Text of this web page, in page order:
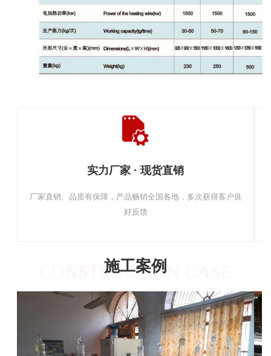
实力厂家 · 现货直销
厂家直销、品质有保障，产品畅销全国各地，多次获得客户良
好反馈
施工案例
CONSTRUCTION CASE